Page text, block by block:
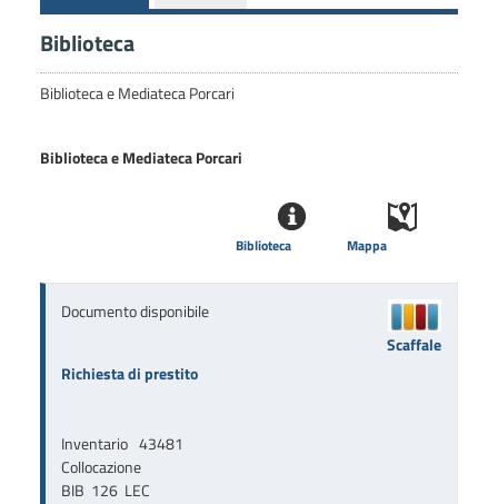
Biblioteca
Biblioteca e Mediateca Porcari
Biblioteca e Mediateca Porcari
Mappa
Biblioteca
Documento disponibile
Richiesta di prestito
Inventario 43481
Collocazione
BIB  126  LEC
Scaffale